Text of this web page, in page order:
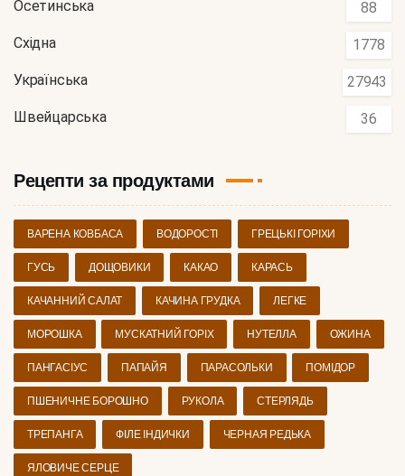
Осетинська 88
Східна 1778
Українська 27943
Швейцарська 36
Рецепти за продуктами
ВАРЕНА КОВБАСА ВОДОРОСТІ ГРЕЦЬКІ ГОРІХИ
ГУСЬ ДОЩОВИКИ КАКАО КАРАСЬ
КАЧАННИЙ САЛАТ КАЧИНА ГРУДКА ЛЕГКЕ
МОРОШКА МУСКАТНИЙ ГОРІХ НУТЕЛЛА ОЖИНА
ПАНГАСІУС ПАПАЙЯ ПАРАСОЛЬКИ ПОМІДОР
ПШЕНИЧНЕ БОРОШНО РУКОЛА СТЕРЛЯДЬ
ТРЕПАНГА ФІЛЕ ІНДИЧКИ ЧЕРНАЯ РЕДЬКА
ЯЛОВИЧЕ СЕРЦЕ